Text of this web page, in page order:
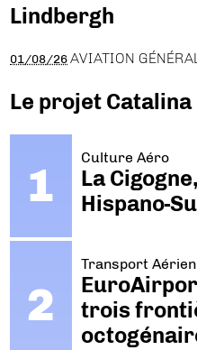
Lindbergh
01/08/26 AVIATION
Le projet
Culture Aéro
La
Hispano-
Transport Aérien
trois